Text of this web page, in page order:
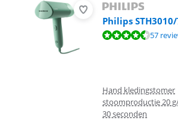
Philips
Beoordeling is 8,8 van de 10, gebaseerd op 57
57
Hand kledingstomer
stoomproductie 20
30 seconden